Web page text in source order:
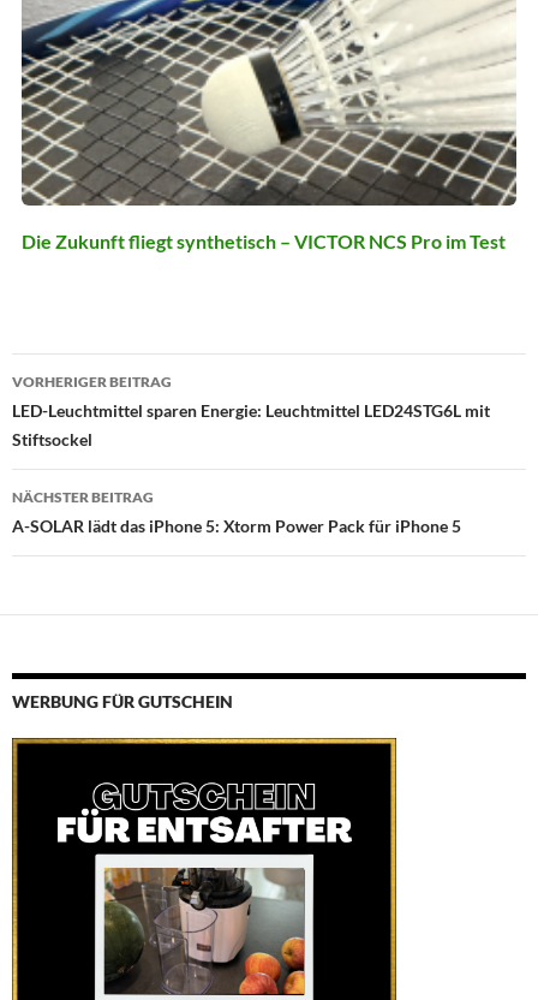
Die Zukunft fliegt synthetisch – VICTOR NCS Pro im Test
Beitragsnavigation
VORHERIGER BEITRAG
LED-Leuchtmittel sparen Energie: Leuchtmittel LED24STG6L mit
Stiftsockel
NÄCHSTER BEITRAG
A-SOLAR lädt das iPhone 5: Xtorm Power Pack für iPhone 5
WERBUNG FÜR GUTSCHEIN